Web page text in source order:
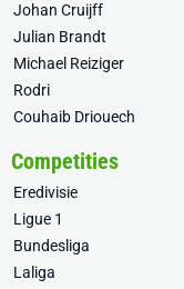
Johan Cruijff
Julian Brandt
Michael Reiziger
Rodri
Couhaib Driouech
Competities
Eredivisie
Ligue 1
Bundesliga
Laliga